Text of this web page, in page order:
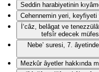
Seddin harabiyetinin
Cehennemin yeri,
İ‘câz, belâgat ve
tefsîr edecek
Nebe’ suresi, 7.
Mezkûr âyetler hakkında